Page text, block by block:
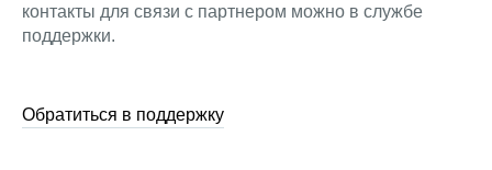
контакты для связи с партнером можно в службе
поддержки.
Обратиться в поддержку